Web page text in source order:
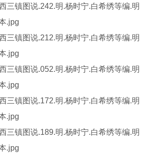
镇图说.242.明.杨时宁.白希绣等编.明
.jpg
镇图说.212.明.杨时宁.白希绣等编.明
.jpg
镇图说.052.明.杨时宁.白希绣等编.明
.jpg
镇图说.172.明.杨时宁.白希绣等编.明
.jpg
镇图说.189.明.杨时宁.白希绣等编.明
.jpg